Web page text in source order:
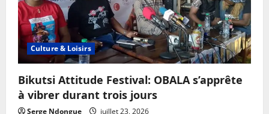
Culture & Loisirs
Bikutsi Attitude Festival: OBALA s’apprête
à vibrer durant trois jours
Serge Ndongue juillet 23, 2026